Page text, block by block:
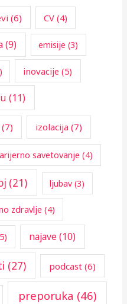
(6) CV(4)
(9) emisije (3)
inovacije (5)
(11)
(7) izolacija (7)
savetovanje (4)
(21) ljubav (3)
zdravlje (4)
najave(10)
(27) podcast (6)
preporuka (46)